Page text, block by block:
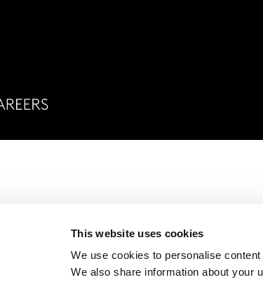
This website uses cookies
We use cookies to personalise
We also share information about your